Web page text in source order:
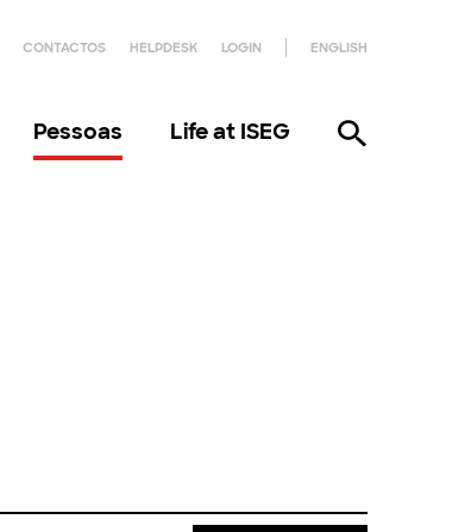
CONTACTOS HELPDESK LOGIN ENGLISH
Pessoas Life at ISEG